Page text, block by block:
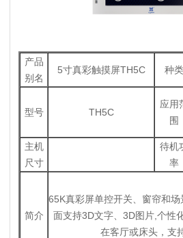
产品
别名
5寸真彩触摸屏TH5C 种类
型号 TH5C
应用
围
主机
尺寸
待机
率
简介
65K真彩屏单控开关、窗帘和
面支持3D文字、3D图片,个性
在客厅或床头，支